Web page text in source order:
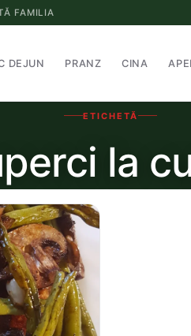
FAMILIA
DEJUN PRANZ CINA
ETICHETĂ
la